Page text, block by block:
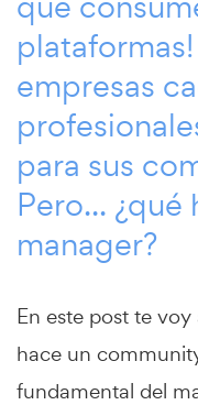
empresas
para sus
Pero...
manager?
En este post te
hace un
fundamental del